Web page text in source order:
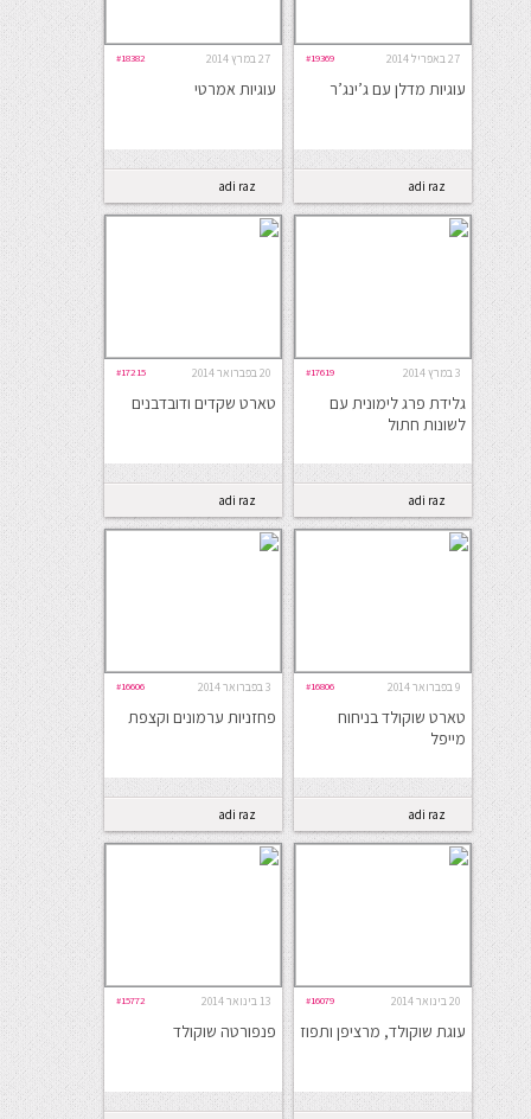
27 באפריל 2014 #19369
עוגיות מדלן עם ג’ינג’ר
adi raz
27 במרץ 2014 #18382
עוגיות אמרטי
adi raz
3 במרץ 2014 #17619
גלידת פרג לימונית עם
לשונות חתול
adi raz
20 בפברואר 2014 #17215
טארט שקדים ודובדבנים
adi raz
9 בפברואר 2014 #16806
טארט שוקולד בניחוח
מייפל
adi raz
3 בפברואר 2014 #16606
פחזניות ערמונים וקצפת
adi raz
20 בינואר 2014 #16079
עוגת שוקולד, מרציפן ותפוז
13 בינואר 2014 #15772
פנפורטה שוקולד